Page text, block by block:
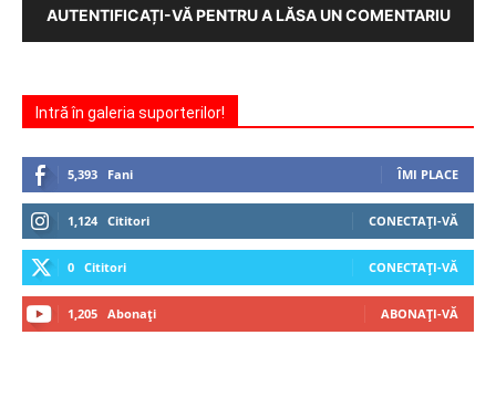
AUTENTIFICAȚI-VĂ PENTRU A LĂSA UN COMENTARIU
Intră în galeria suporterilor!
5,393 Fani ÎMI PLACE
1,124 Cititori CONECTAȚI-VĂ
0 Cititori CONECTAȚI-VĂ
1,205 Abonați ABONAȚI-VĂ